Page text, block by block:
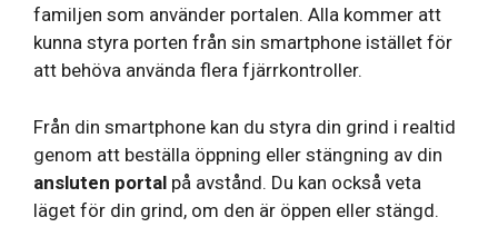
familjen som använder portalen. Alla kommer att
kunna styra porten från sin smartphone istället för
att behöva använda flera fjärrkontroller.
Från din smartphone kan du styra din grind i realtid
genom att beställa öppning eller stängning av din
ansluten portal på avstånd. Du kan också veta
läget för din grind, om den är öppen eller stängd.